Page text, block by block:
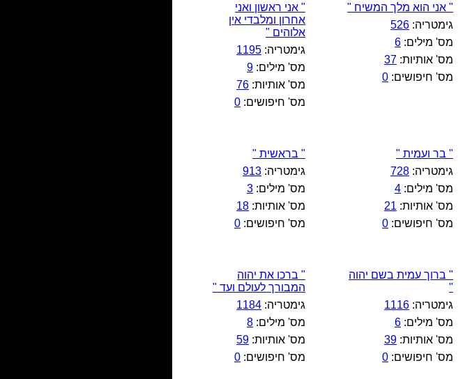
" אני הוא מלך המשיח "
גימטריה: 526
מס' מילים: 6
מס' אותיות: 37
מס' חיפושים: 0
" אני ראשון ואני
אחרון ומלבדי אין
אלוהים "
גימטריה: 1195
מס' מילים: 9
מס' אותיות: 76
מס' חיפושים: 0
" בר ועמית "
גימטריה: 728
מס' מילים: 4
מס' אותיות: 21
מס' חיפושים: 0
" בראשית "
גימטריה: 913
מס' מילים: 3
מס' אותיות: 18
מס' חיפושים: 0
" ברוך עמית בשם יהוה
"
גימטריה: 1116
מס' מילים: 6
מס' אותיות: 39
מס' חיפושים: 0
" ברכו את יהוה
המבורך לעולם ועד "
גימטריה: 1184
מס' מילים: 8
מס' אותיות: 59
מס' חיפושים: 0